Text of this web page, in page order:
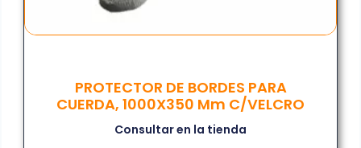
PROTECTOR DE BORDES PARA
CUERDA, 1000X350 Mm C/VELCRO
Consultar en la tienda